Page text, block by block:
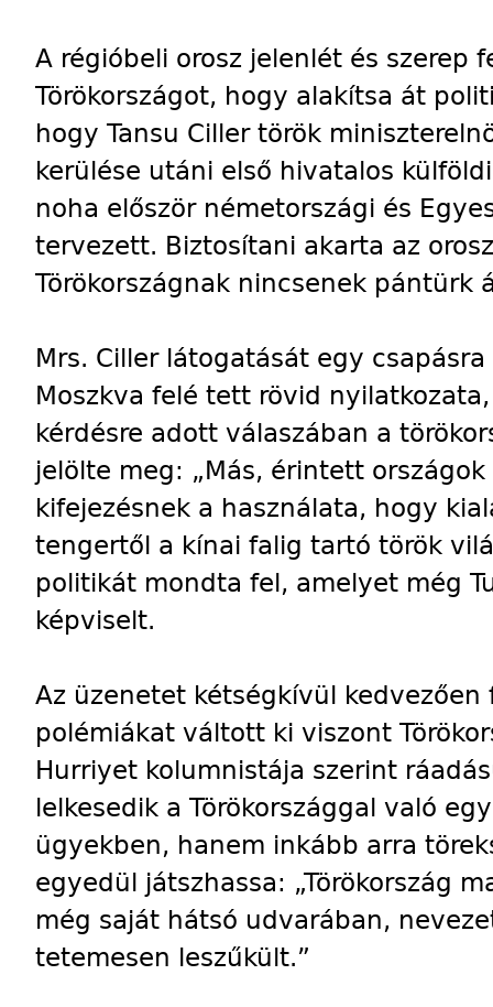
A régióbeli orosz jelenlét és szerep
Törökországot, hogy alakítsa át
hogy Tansu Ciller török
kerülése utáni első hivatalos
noha először németországi és
tervezett. Biztosítani akarta az
Törökországnak nincsenek pántürk
Mrs. Ciller látogatását egy
Moszkva felé tett rövid
kérdésre adott válaszában a
jelölte meg: „Más, érintett
kifejezésnek a használata, hogy
tengertől a kínai falig tartó török
politikát mondta fel, amelyet még
képviselt.
Az üzenetet kétségkívül
polémiákat váltott ki viszont
Hurriyet kolumnistája szerint
lelkesedik a Törökországgal való
ügyekben, hanem inkább arra
egyedül játszhassa: „Törökország
még saját hátsó udvarában,
tetemesen leszűkült.”